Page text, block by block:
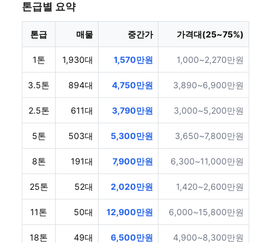
톤급별 요약
톤급 매물 중간가 가격대(25~75%)
1톤 1,930대 1,570만원 1,000~2,270만원
3.5톤 894대 4,750만원 3,890~6,900만원
2.5톤 611대 3,790만원 3,000~5,200만원
5톤 503대 5,300만원 3,650~7,800만원
8톤 191대 7,900만원 6,300~11,000만원
25톤 52대 2,020만원 1,420~2,600만원
11톤 50대 12,900만원 6,000~15,800만원
18톤 49대 6,500만원 4,900~8,300만원